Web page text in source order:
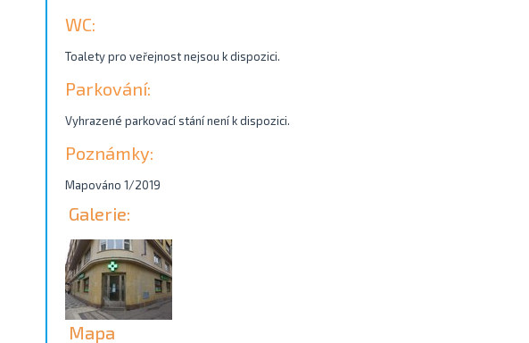
WC:
Toalety pro veřejnost nejsou k dispozici.
Parkování:
Vyhrazené parkovací stání není k dispozici.
Poznámky:
Mapováno 1/2019
Galerie:
Mapa